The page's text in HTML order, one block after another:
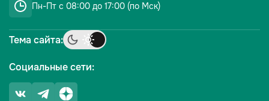
Пн-Пт с 08:00 до 17:00 (по Мск)
Тема сайта:
Социальные сети: